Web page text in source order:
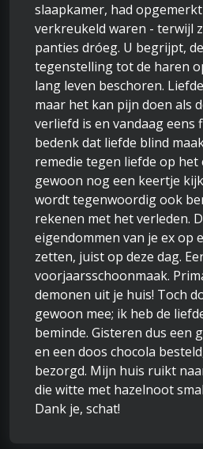
slaapkamer, had
verkreukeld waren - terwijl
panties dróeg. U begrijpt,
tegenstelling tot de haren
lang leven beschoren.
maar het kan pijn doen als
verliefd is en vandaag eens
bedenk dat liefde blind
remedie tegen liefde op het
gewoon nog een keertje
wordt tegenwoordig ook
rekenen met het verleden.
eigendommen van je ex op
zetten, juist op deze dag.
voorjaarsschoonmaak.
demonen uit je huis! Toch
gewoon mee; ik heb de
beminde. Gisteren dus een
en een doos chocola
bezorgd. Mijn huis ruikt
die witte met hazelnoot
Dank je, schat!